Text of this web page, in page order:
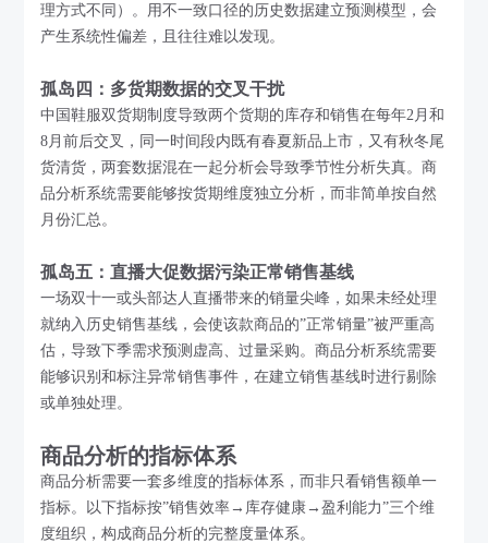
理方式不同）。用不一致口径的历史数据建立预测模型，会
产生系统性偏差，且往往难以发现。
孤岛四：多货期数据的交叉干扰
中国鞋服双货期制度导致两个货期的库存和销售在每年2月和
8月前后交叉，同一时间段内既有春夏新品上市，又有秋冬尾
货清货，两套数据混在一起分析会导致季节性分析失真。商
品分析系统需要能够按货期维度独立分析，而非简单按自然
月份汇总。
孤岛五：直播大促数据污染正常销售基线
一场双十一或头部达人直播带来的销量尖峰，如果未经处理
就纳入历史销售基线，会使该款商品的”正常销量”被严重高
估，导致下季需求预测虚高、过量采购。商品分析系统需要
能够识别和标注异常销售事件，在建立销售基线时进行剔除
或单独处理。
商品分析的指标体系
商品分析需要一套多维度的指标体系，而非只看销售额单一
指标。以下指标按”销售效率→库存健康→盈利能力”三个维
度组织，构成商品分析的完整度量体系。